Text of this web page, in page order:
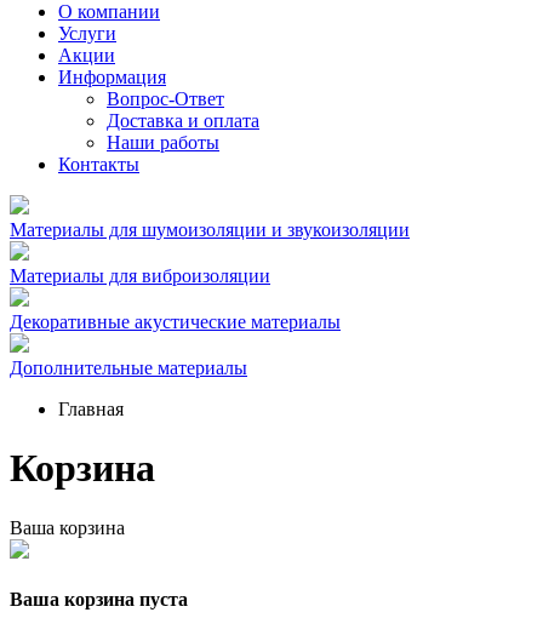
О компании
Услуги
Акции
Информация
Вопрос-Ответ
Доставка и оплата
Наши работы
Контакты
Материалы для шумоизоляции и звукоизоляции
Материалы для виброизоляции
Декоративные акустические материалы
Дополнительные материалы
Главная
Корзина
Ваша корзина
Ваша корзина пуста